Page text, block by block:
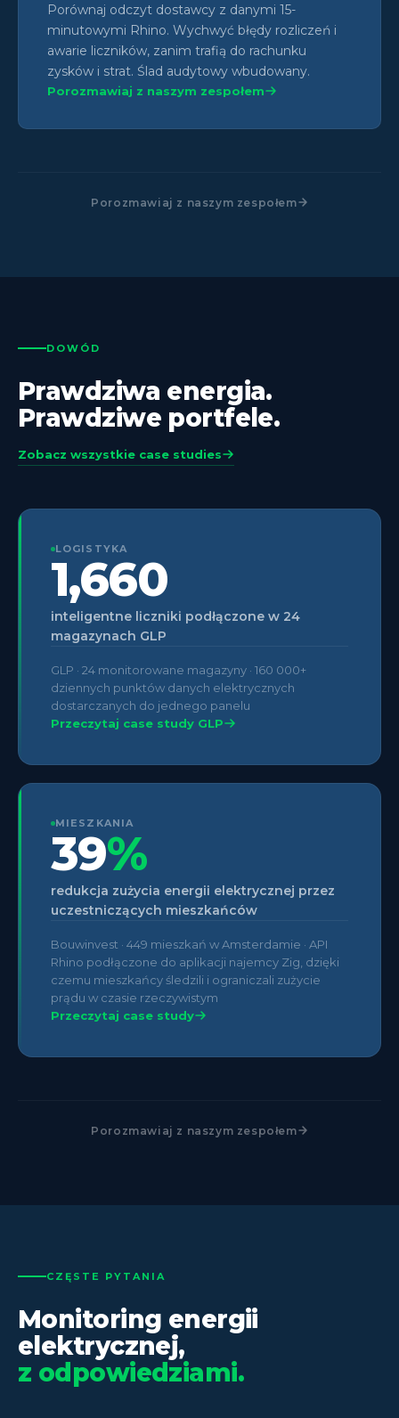
Porównaj odczyt dostawcy z danymi 15-
minutowymi Rhino. Wychwyć błędy rozliczeń i
awarie liczników, zanim trafią do rachunku
zysków i strat. Ślad audytowy wbudowany.
Porozmawiaj z naszym zespołem
Porozmawiaj z naszym zespołem
DOWÓD
Prawdziwa energia.
Prawdziwe portfele.
Zobacz wszystkie case studies
LOGISTYKA
1,660
inteligentne liczniki podłączone w 24
magazynach GLP
GLP · 24 monitorowane magazyny · 160 000+
dziennych punktów danych elektrycznych
dostarczanych do jednego panelu
Przeczytaj case study GLP
MIESZKANIA
39%
redukcja zużycia energii elektrycznej przez
uczestniczących mieszkańców
Bouwinvest · 449 mieszkań w Amsterdamie · API
Rhino podłączone do aplikacji najemcy Zig, dzięki
czemu mieszkańcy śledzili i ograniczali zużycie
prądu w czasie rzeczywistym
Przeczytaj case study
Porozmawiaj z naszym zespołem
CZĘSTE PYTANIA
Monitoring energii
elektrycznej,
z odpowiedziami.